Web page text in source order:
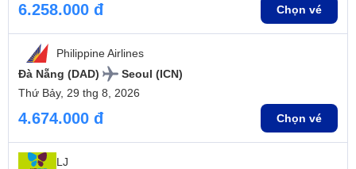
6.258.000 đ Chọn vé
Philippine Airlines
Đà Nẵng (DAD)
Seoul (ICN)
Thứ Bảy, 29 thg 8, 2026
4.674.000 đ Chọn vé
LJ